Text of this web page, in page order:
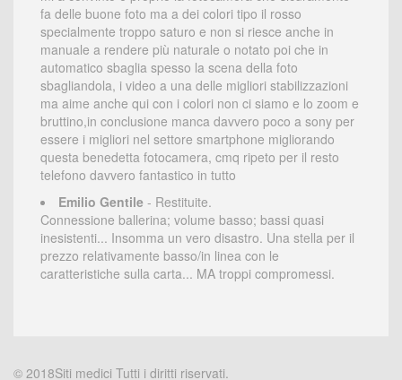
fa delle buone foto ma a dei colori tipo il rosso
specialmente troppo saturo e non si riesce anche in
manuale a rendere più naturale o notato poi che in
automatico sbaglia spesso la scena della foto
sbagliandola, i video a una delle migliori stabilizzazioni
ma aime anche qui con i colori non ci siamo e lo zoom e
bruttino,in conclusione manca davvero poco a sony per
essere i migliori nel settore smartphone migliorando
questa benedetta fotocamera, cmq ripeto per il resto
telefono davvero fantastico in tutto
Emilio Gentile - Restituite.
Connessione ballerina; volume basso; bassi quasi
inesistenti... Insomma un vero disastro. Una stella per il
prezzo relativamente basso/in linea con le
caratteristiche sulla carta... MA troppi compromessi.
© 2018Siti medici Tutti i diritti riservati.